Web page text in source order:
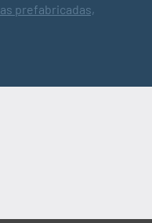
prefabricadas,